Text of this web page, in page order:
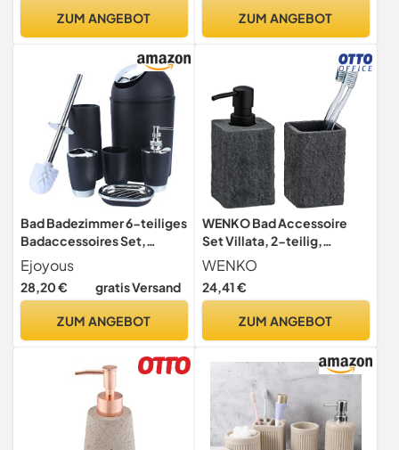
matt
ZUM ANGEBOT
Deko in Marmor-Optik,
ZUM ANGEBOT
Bad Badezimmer 6-teiliges
Badaccessoires Set,
Schwarz, mit
Seifenspender,
Zahnputzbecher,
Zahnbürstenhalter,
Toilettenbürste
Ejoyous
28,20 € gratis Versand
ZUM ANGEBOT
WENKO Bad Accessoire
Set Villata, 2-teilig,
nachfüllbarer
Seifenspender, 7 x 15 x 7
cm, Füllmenge 300 ml,
11 x 7,5 cm, Naturstein-
Polyresin in Grau
WENKO
24,41 €
ZUM ANGEBOT